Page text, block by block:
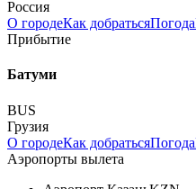
Россия
О городеКак добратьсяПогода
Прибытие
Батуми
BUS
Грузия
О городеКак добратьсяПогода
Аэропорты вылета